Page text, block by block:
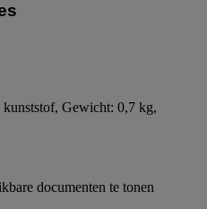
kunststof, Gewicht: 0,7 kg,
documenten te tonen